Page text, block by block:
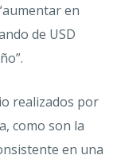
en
de USD
realizados por
como son la
en una